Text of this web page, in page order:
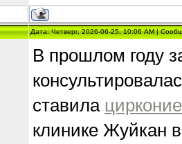
Дата: Четверг, 2026-06-25, 10:06 AM |
В прошлом году
ставила
клинике Жуйкан